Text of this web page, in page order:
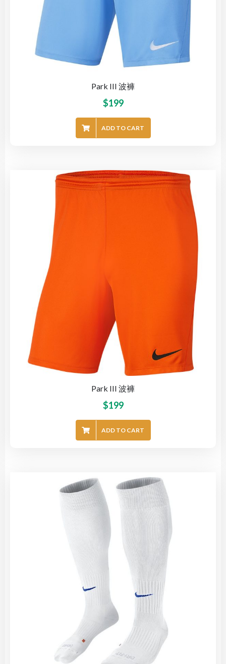
Park III 波褲
$199
ADD TO CART
Park III 波褲
$199
ADD TO CART